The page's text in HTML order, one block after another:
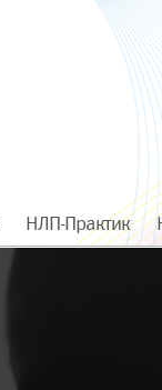
НЛП-Практик